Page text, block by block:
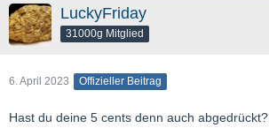
LuckyFriday
31000g Mitglied
6. April 2023 Offizieller Beitrag
Hast du deine 5 cents denn auch abgedrückt?